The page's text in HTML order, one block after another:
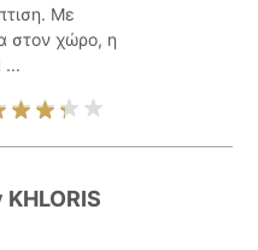
Με
στον χώρο, η
...